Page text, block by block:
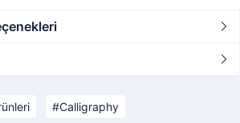
Calligraphy